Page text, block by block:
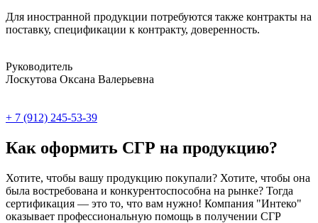
Для иностранной продукции потребуются также контракты на
поставку, спецификации к контракту, доверенность.
Руководитель
Лоскутова Оксана Валерьевна
+ 7 (912) 245-53-39
Как оформить СГР на продукцию?
Хотите, чтобы вашу продукцию покупали? Хотите, чтобы она
была востребована и конкурентоспособна на рынке? Тогда
сертификация — это то, что вам нужно! Компания "Интеко"
оказывает профессиональную помощь в получении СГР